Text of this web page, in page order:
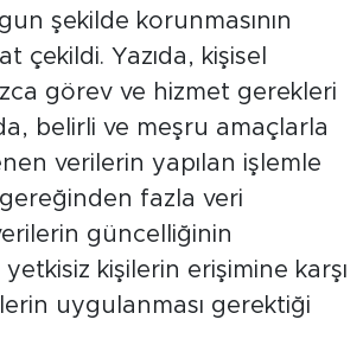
şekilde korunmasının
çekildi. Yazıda, kişisel
görev ve hizmet gerekleri
belirli ve meşru amaçlarla
verilerin yapılan işlemle
gereğinden fazla veri
güncelliğinin
yetkisiz kişilerin erişimine karşı
uygulanması gerektiği